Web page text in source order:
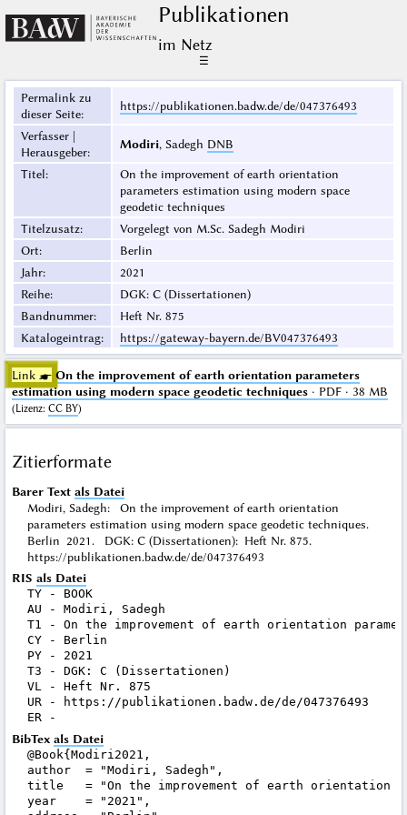
Publikationen
im Netz
☰
Permalink zu
dieser Seite:
https://publikationen.badw.de/de/047376493
Verfasser |
Herausgeber:
Modiri, Sadegh DNB
Titel:
On the improvement of earth orientation
parameters estimation using modern space
geodetic techniques
Titelzusatz:
Vorgelegt von M.Sc. Sadegh Modiri
Ort:
Berlin
Jahr:
2021
Reihe:
DGK: C (Dissertationen)
Bandnummer:
Heft Nr. 875
Katalogeintrag: https://gateway-bayern.de/BV047376493
Link ☛ On the improvement of earth orientation parameters
estimation using modern space geodetic techniques· PDF · 38 MB
(Lizenz: CC BY)
Zitierformate
Barer Text als Datei
Modiri, Sadegh: On the improvement of earth orientation
parameters estimation using modern space geodetic techniques.
Berlin 2021. DGK: C (Dissertationen): Heft Nr. 875.
https://publikationen.badw.de/de/047376493
RIS als Datei
TY - BOOK
AU - Modiri, Sadegh
T1 - On the improvement of earth orientation
CY - Berlin
PY - 2021
T3 - DGK: C (Dissertationen)
VL - Heft Nr. 875
UR - https://publikationen.badw.de/de/047376493
BibTex als Datei
@Book{Modiri2021,
author  = "Modiri, Sadegh",
title   = "On the improvement of earth orientation
year    = "2021",